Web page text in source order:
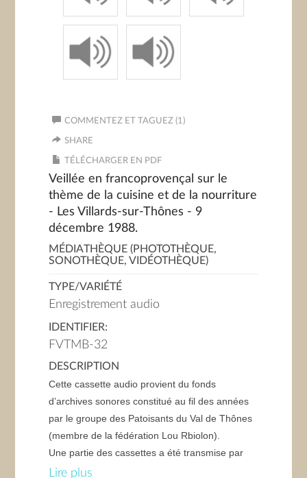
COMMENTEZ ET TAGUEZ (1)
SHARE
TÉLÉCHARGER EN PDF
Veillée en francoprovençal sur le
thème de la cuisine et de la nourriture
- Les Villards-sur-Thônes - 9
décembre 1988.
MÉDIATHÈQUE (PHOTOTHÈQUE,
SONOTHÈQUE, VIDÉOTHÈQUE)
TYPE/VARIÉTÉ
Enregistrement audio
IDENTIFIER:
FVTMB-32
DESCRIPTION
Cette cassette audio provient du fonds
d’archives sonores constitué au fil des années
par le groupe des Patoisants du Val de Thônes
(membre de la fédération Lou Rbiolon).
Une partie des cassettes a été transmise par
Michel BIBOLLET, actuel président du groupe,
Lire plus